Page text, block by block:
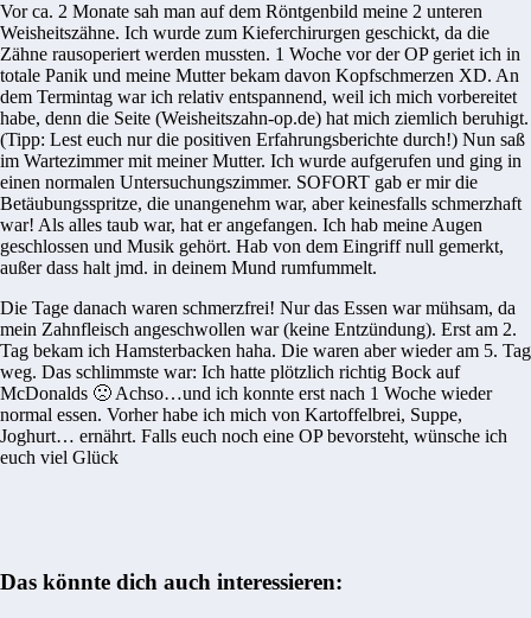
Vor ca. 2 Monate sah man auf dem Röntgenbild meine 2 unteren
Weisheitszähne. Ich wurde zum Kieferchirurgen geschickt, da die
Zähne rausoperiert werden mussten. 1 Woche vor der OP geriet ich in
totale Panik und meine Mutter bekam davon Kopfschmerzen XD. An
dem Termintag war ich relativ entspannend, weil ich mich vorbereitet
habe, denn die Seite (Weisheitszahn-op.de) hat mich ziemlich beruhigt.
(Tipp: Lest euch nur die positiven Erfahrungsberichte durch!) Nun saß
im Wartezimmer mit meiner Mutter. Ich wurde aufgerufen und ging in
einen normalen Untersuchungszimmer. SOFORT gab er mir die
Betäubungsspritze, die unangenehm war, aber keinesfalls schmerzhaft
war! Als alles taub war, hat er angefangen. Ich hab meine Augen
geschlossen und Musik gehört. Hab von dem Eingriff null gemerkt,
außer dass halt jmd. in deinem Mund rumfummelt.
Die Tage danach waren schmerzfrei! Nur das Essen war mühsam, da
mein Zahnfleisch angeschwollen war (keine Entzündung). Erst am 2.
Tag bekam ich Hamsterbacken haha. Die waren aber wieder am 5. Tag
weg. Das schlimmste war: Ich hatte plötzlich richtig Bock auf
McDonalds 🙁 Achso…und ich konnte erst nach 1 Woche wieder
normal essen. Vorher habe ich mich von Kartoffelbrei, Suppe,
Joghurt… ernährt. Falls euch noch eine OP bevorsteht, wünsche ich
euch viel Glück
Das könnte dich auch interessieren: